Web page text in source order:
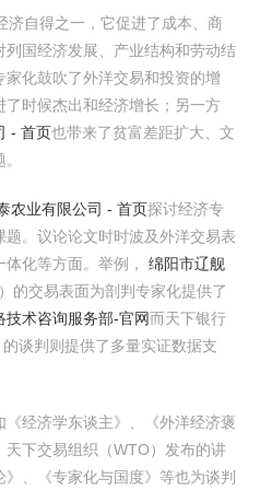
济自得之一，它促进了成本、商
国经济发展、产业结构和劳动结
化鼓吹了外洋交易和投资的增
时候杰出和经济增长；另一方
- 首页也带来了贫富差距扩大、文
农业有限公司 - 首页探讨经济专
。议论论文时时波及外洋交易表
化等方面。举例， 绵阳市辽舰
的交易表面为剖判专家化提供了
术咨询服务部-官网而天下银行
谈判则提供了多量实证数据支
经济学东谈主》、《外洋经济褒
下交易组织（WTO）发布的讲
、《专家化与国度》等也为谈判